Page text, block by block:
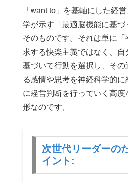
「want to」を基軸にした経
学が示す「最適脳機能に基づ
そのものです。それは単に「
求する快楽主義ではなく、自
基づいて行動を選択し、その
る感情や思考を神経科学的
に経営判断を行っていく高
形なのです。
次世代リーダーの
イント: